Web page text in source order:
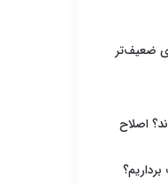
ضعیف‌تر
اصلاح